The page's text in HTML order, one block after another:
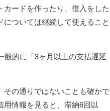
ードを作ったり、借入をした
ついては継続して使えること
般的に「3ヶ月以上の支払遅延
の通りではないことも確かで
情報を見ると、滞納6回以